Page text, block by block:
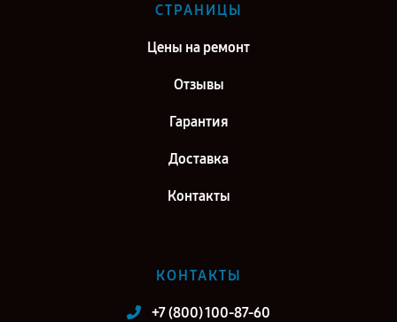
СТРАНИЦЫ
Цены на ремонт
Отзывы
Гарантия
Доставка
Контакты
КОНТАКТЫ
+7 (800) 100-87-60